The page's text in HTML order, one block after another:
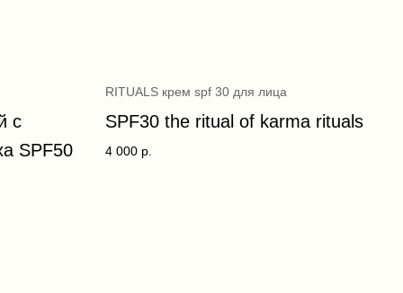
с
SPF50
RITUALS крем spf 30 для лица
SPF30 the ritual of karma rituals
4 000 р.